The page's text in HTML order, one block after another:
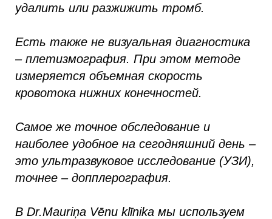
удалить или разжижить тромб.
Есть также не визуальная диагностика
– плетизмография. При этом методе
измеряется объемная скорость
кровотока нижних конечностей.
Самое же точное обследование и
наиболее удобное на сегодняшний день –
это ультразвуковое исследование (УЗИ),
точнее – допплерография.
В Dr.Mauriņa Vēnu klīnika мы используем